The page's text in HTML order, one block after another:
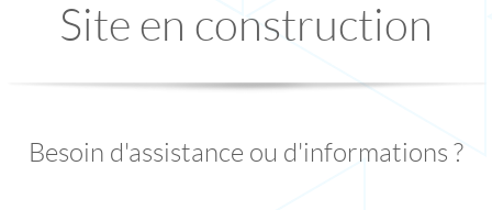
Site en construction
Besoin d'assistance ou d'informations ?